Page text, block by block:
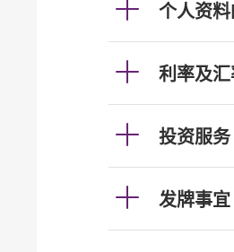
个人资
利率及汇
投资服务
发牌事宜